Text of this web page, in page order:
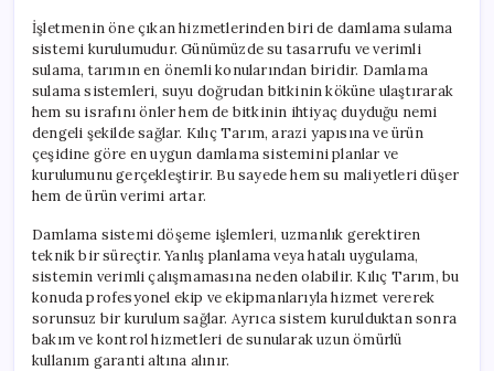
İşletmenin öne çıkan hizmetlerinden biri de damlama sulama
sistemi kurulumudur. Günümüzde su tasarrufu ve verimli
sulama, tarımın en önemli konularından biridir. Damlama
sulama sistemleri, suyu doğrudan bitkinin köküne ulaştırarak
hem su israfını önler hem de bitkinin ihtiyaç duyduğu nemi
dengeli şekilde sağlar. Kılıç Tarım, arazi yapısına ve ürün
çeşidine göre en uygun damlama sistemini planlar ve
kurulumunu gerçekleştirir. Bu sayede hem su maliyetleri düşer
hem de ürün verimi artar.
Damlama sistemi döşeme işlemleri, uzmanlık gerektiren
teknik bir süreçtir. Yanlış planlama veya hatalı uygulama,
sistemin verimli çalışmamasına neden olabilir. Kılıç Tarım, bu
konuda profesyonel ekip ve ekipmanlarıyla hizmet vererek
sorunsuz bir kurulum sağlar. Ayrıca sistem kurulduktan sonra
bakım ve kontrol hizmetleri de sunularak uzun ömürlü
kullanım garanti altına alınır.